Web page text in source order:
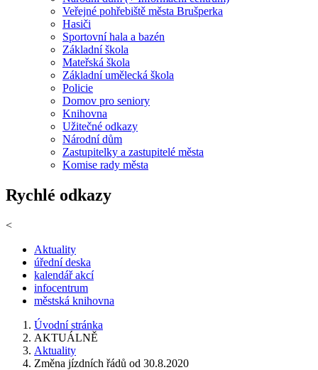
Veřejné pohřebiště města Brušperka
Hasiči
Sportovní hala a bazén
Základní škola
Mateřská škola
Základní umělecká škola
Policie
Domov pro seniory
Knihovna
Užitečné odkazy
Národní dům
Zastupitelky a zastupitelé města
Komise rady města
Rychlé odkazy
<
Aktuality
úřední deska
kalendář akcí
infocentrum
městská knihovna
Úvodní stránka
AKTUÁLNĚ
Aktuality
Změna jízdních řádů od 30.8.2020